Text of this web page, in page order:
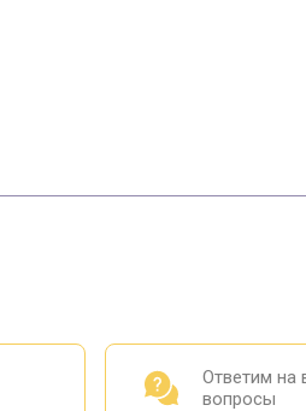
Ответим на
вопросы